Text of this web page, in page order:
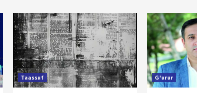
Taassuf G'urur